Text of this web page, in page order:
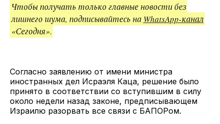
Чтобы получать только главные новости без
лишнего шума, подписывайтесь на WhatsApp-канал
«Сегодня».
Согласно заявлению от имени министра
иностранных дел Исраэля Каца, решение было
принято в соответствии со вступившим в силу
около недели назад законе, предписывающем
Израилю разорвать все связи с БАПОРом.